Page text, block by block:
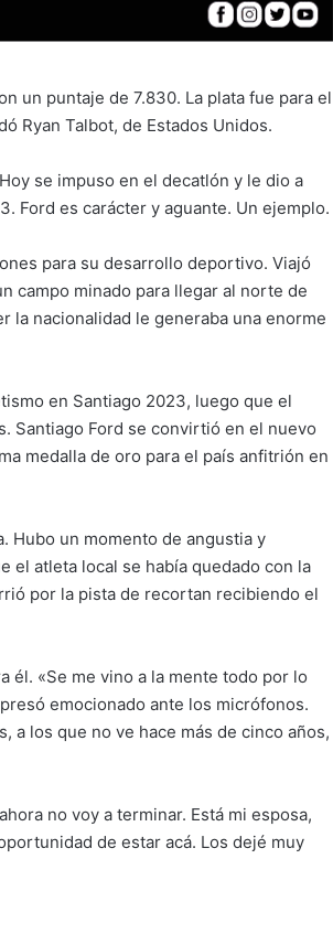
un puntaje de 7.830. La plata fue para el
Ryan Talbot, de Estados Unidos.
se impuso en el decatlón y le dio a
Ford es carácter y aguante. Un ejemplo.
para su desarrollo deportivo. Viajó
campo minado para llegar al norte de
la nacionalidad le generaba una enorme
en Santiago 2023, luego que el
Santiago Ford se convirtió en el nuevo
medalla de oro para el país anfitrión en
Hubo un momento de angustia y
el atleta local se había quedado con la
por la pista de recortan recibiendo el
él. «Se me vino a la mente todo por lo
emocionado ante los micrófonos.
a los que no ve hace más de cinco años,
no voy a terminar. Está mi esposa,
de estar acá. Los dejé muy